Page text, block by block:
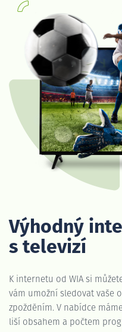
Výhodný
s televizí
K internetu od WIA si
vám umožní sledovat vaše
zpožděním. V nabídce máme
liší obsahem a počtem